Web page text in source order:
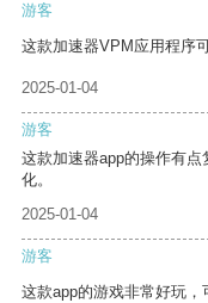
游客
这款加速器VPM应用程序
2025-01-04
游客
这款加速器app的操作有
化。
2025-01-04
游客
这款app的游戏非常好玩，